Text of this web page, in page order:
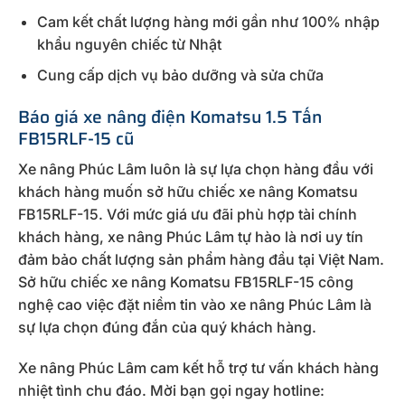
Cam kết chất lượng hàng mới gần như 100% nhập
khẩu nguyên chiếc từ Nhật
Cung cấp dịch vụ bảo dưỡng và sửa chữa
Báo giá xe nâng điện Komatsu 1.5 Tấn
FB15RLF-15 cũ
Xe nâng Phúc Lâm luôn là sự lựa chọn hàng đầu với
khách hàng muốn sở hữu chiếc xe nâng Komatsu
FB15RLF-15. Với mức giá ưu đãi phù hợp tài chính
khách hàng, xe nâng Phúc Lâm tự hào là nơi uy tín
đảm bảo chất lượng sản phẩm hàng đầu tại Việt Nam.
Sở hữu chiếc xe nâng Komatsu FB15RLF-15 công
nghệ cao việc đặt niềm tin vào xe nâng Phúc Lâm là
sự lựa chọn đúng đắn của quý khách hàng.
Xe nâng Phúc Lâm cam kết hỗ trợ tư vấn khách hàng
nhiệt tình chu đáo. Mời bạn gọi ngay hotline: